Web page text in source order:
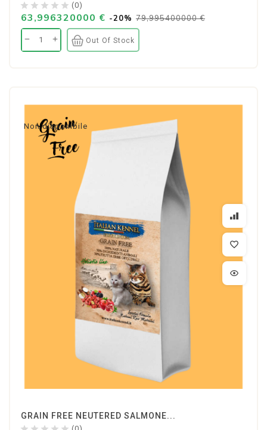
(0)
63,996320000 € -20% 79,995400000 €
Out Of Stock
Non disponibile
GRAIN FREE NEUTERED SALMONE...